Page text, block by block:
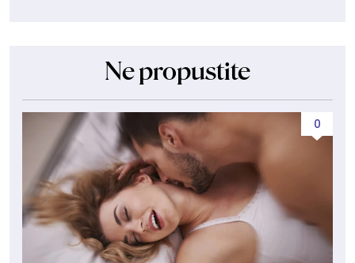
Ne propustite
0